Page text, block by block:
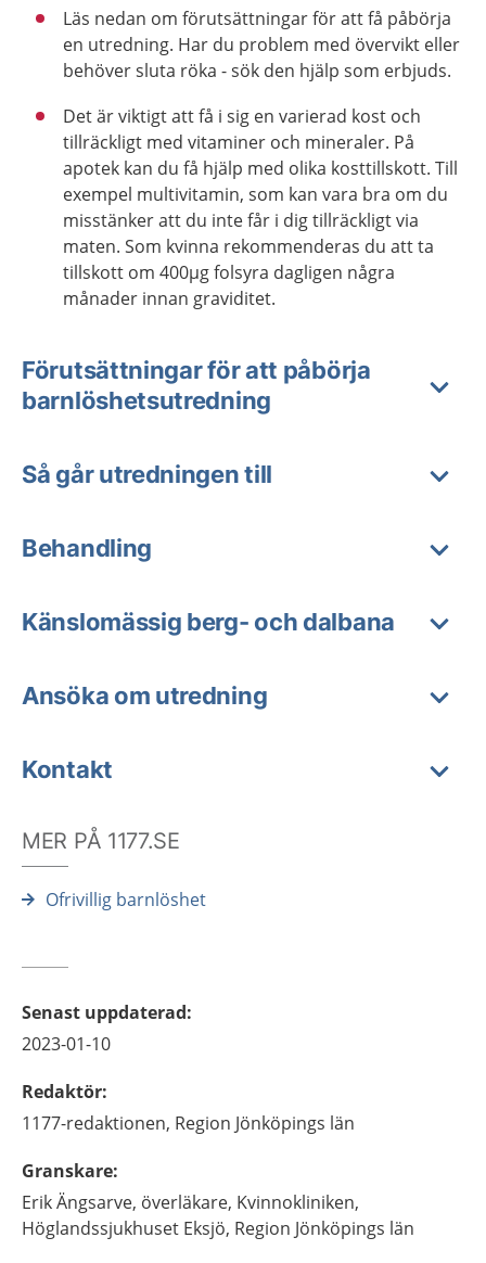
Läs nedan om förutsättningar för att få påbörja
en utredning. Har du problem med övervikt eller
behöver sluta röka - sök den hjälp som erbjuds.
Det är viktigt att få i sig en varierad kost och
tillräckligt med vitaminer och mineraler. På
apotek kan du få hjälp med olika kosttillskott. Till
exempel multivitamin, som kan vara bra om du
misstänker att du inte får i dig tillräckligt via
maten. Som kvinna rekommenderas du att ta
tillskott om 400µg folsyra dagligen några
månader innan graviditet.
Förutsättningar för att påbörja
barnlöshetsutredning
Så går utredningen till
Behandling
Känslomässig berg- och dalbana
Ansöka om utredning
Kontakt
MER PÅ 1177.SE
Ofrivillig barnlöshet
Senast uppdaterad:
2023-01-10
Redaktör:
1177-redaktionen, Region Jönköpings län
Granskare:
ErikÄngsarve, överläkare, Kvinnokliniken,
Höglandssjukhuset Eksjö, Region Jönköpings län